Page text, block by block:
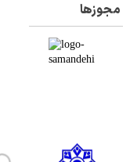
مجوزها